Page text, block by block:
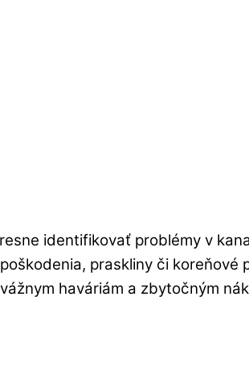
identifikovať problémy v
praskliny či
haváriám a zbytočným